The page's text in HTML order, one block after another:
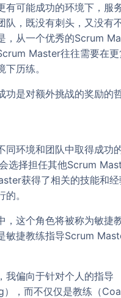
有可能成功的环境下，服
队，既没有刺头，又没有
，从一个优秀的Scrum
Master往往需要在
历练。
功是对额外挑战的奖励的哲
同环境和团队中取得成功
选择担任其他Scrum
获得了相关的技能和
。
，这个角色将被称为敏捷
敏捷教练指导Scrum
我偏向于针对个人的指导
），而不仅仅是教练（